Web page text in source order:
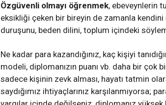
Özgüvenli olmayı öğrenmek, ebeveynlerin
eksikliği çeken bir bireyin de zamanla
duruşunu, beden dilini, toplum içindeki
Ne kadar para kazandığınız, kaç kişiyi
modeli, diplomanızın puanı vb. daha bir çok
sadece kişinin zevk alması, hayatı tatmin
saydığımız ihtiyaçlarınız karşılanmıyorsa;